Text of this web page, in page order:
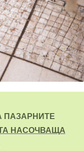
ПАЗАРНИТЕ
НАСОЧВАЩА